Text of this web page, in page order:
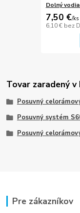
Dolný
7,50 €/ks
6,10 € bez
Tovar zaradený
Posuvný
Posuvný systém
Posuvný
Pre zákazníkov